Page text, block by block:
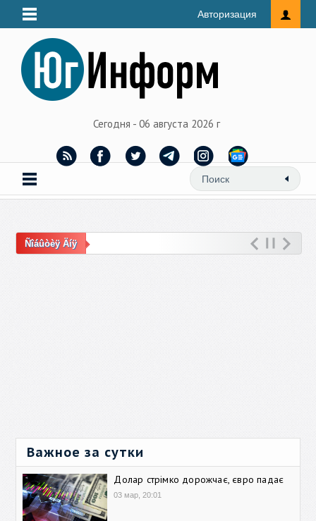
Авторизация
Сегодня - 06 августа 2026 г
Ñîáûòèÿ Äíÿ
Важное за сутки
Долар стрімко дорожчає, євро падає
03 мар, 20:01